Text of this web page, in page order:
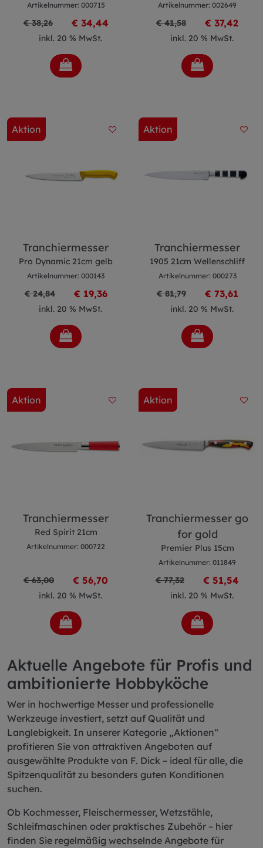
Artikelnummer: 000715
€ 38,26 € 34,44
inkl. 20 % MwSt.
Artikelnummer: 002649
€ 41,58 € 37,42
inkl. 20 % MwSt.
Aktion
Tranchiermesser
Pro Dynamic 21cm gelb
Artikelnummer: 000143
€ 24,84 € 19,36
inkl. 20 % MwSt.
Aktion
Tranchiermesser
1905 21cm Wellenschliff
Artikelnummer: 000273
€ 81,79 € 73,61
inkl. 20 % MwSt.
Aktion
Tranchiermesser
Red Spirit 21cm
Artikelnummer: 000722
€ 63,00 € 56,70
inkl. 20 % MwSt.
Aktion
Tranchiermesser go
for gold
Premier Plus 15cm
Artikelnummer: 011849
€ 77,32 € 51,54
inkl. 20 % MwSt.
Aktuelle Angebote für Profis und
ambitionierte Hobbyköche
Wer in hochwertige Messer und professionelle
Werkzeuge investiert, setzt auf Qualität und
Langlebigkeit. In unserer Kategorie „Aktionen“
profitieren Sie von attraktiven Angeboten auf
ausgewählte Produkte von F. Dick – ideal für alle, die
Spitzenqualität zu besonders guten Konditionen
suchen.
Ob Kochmesser, Fleischermesser, Wetzstähle,
Schleifmaschinen oder praktisches Zubehör – hier
finden Sie regelmäßig wechselnde Angebote für